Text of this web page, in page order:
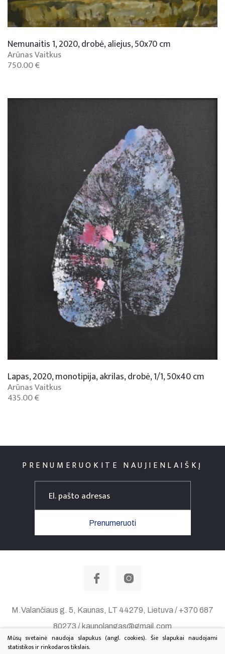
Nemunaitis 1, 2020, drobė, aliejus, 50x70 cm
Arūnas Vaitkus
750.00 €
Lapas, 2020, monotipija, akrilas, drobė, 1/1, 50x40 cm
Arūnas Vaitkus
435.00 €
PRENUMERUOKITE NAUJIENLAIŠKĮ
Prenumeruoti
M.Valančiaus g. 5, Kaunas, LT 44279, Lietuva / +370 687
80273 / kaunolangas@gmail.com
Duomenų apsauga
Mūsų svetainė naudoja slapukus (angl. cookies). Šie slapukai naudojami
statistikos ir rinkodaros tikslais.